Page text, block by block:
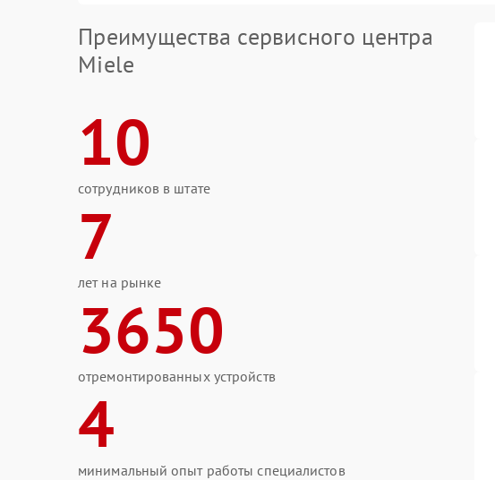
Преимущества сервисного центра
Miele
10
сотрудников в штате
7
лет на рынке
3650
отремонтированных устройств
4
минимальный опыт работы специалистов